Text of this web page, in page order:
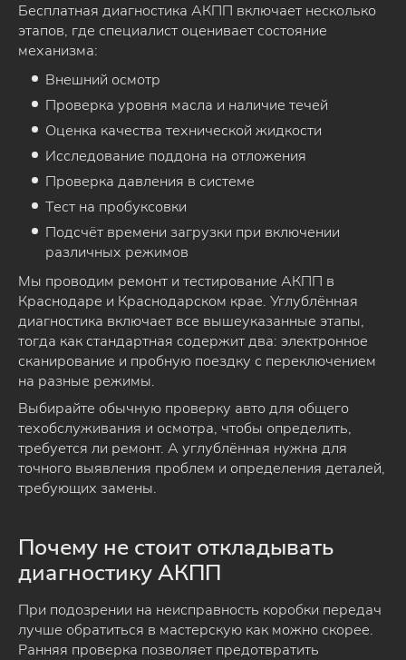
Бесплатная диагностика АКПП включает несколько
этапов, где специалист оценивает состояние
механизма:
Внешний осмотр
Проверка уровня масла и наличие течей
Оценка качества технической жидкости
Исследование поддона на отложения
Проверка давления в системе
Тест на пробуксовки
Подсчёт времени загрузки при включении
различных режимов
Мы проводим ремонт и тестирование АКПП в
Краснодаре и Краснодарском крае. Углублённая
диагностика включает все вышеуказанные этапы,
тогда как стандартная содержит два: электронное
сканирование и пробную поездку с переключением
на разные режимы.
Выбирайте обычную проверку авто для общего
техобслуживания и осмотра, чтобы определить,
требуется ли ремонт. А углублённая нужна для
точного выявления проблем и определения деталей,
требующих замены.
Почему не стоит откладывать
диагностику АКПП
При подозрении на неисправность коробки передач
лучше обратиться в мастерскую как можно скорее.
Ранняя проверка позволяет предотвратить